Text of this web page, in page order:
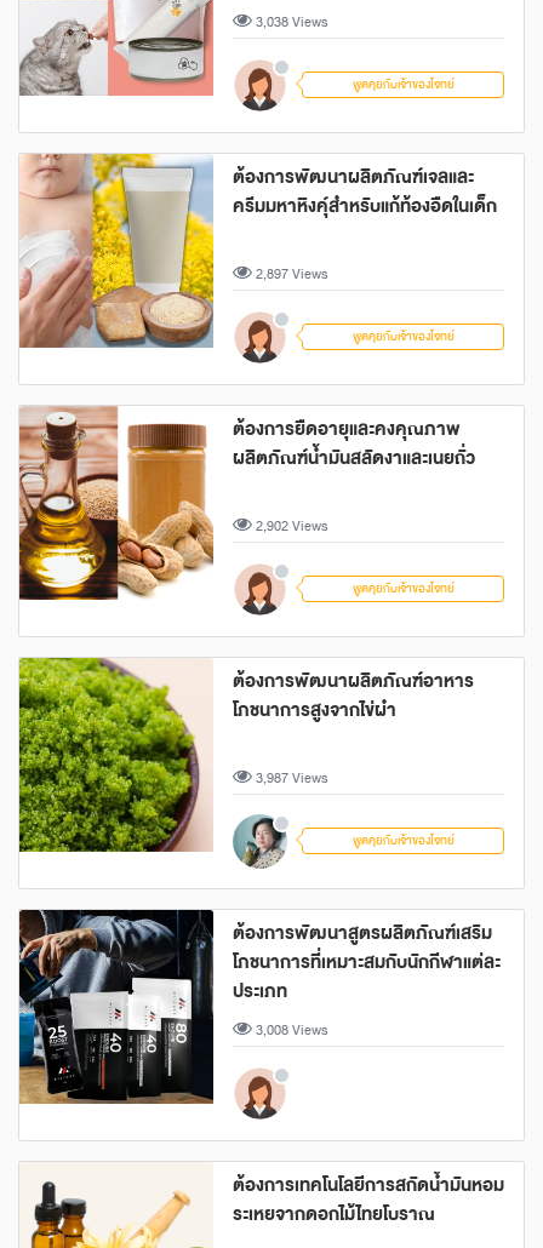
3,038 Views
พูดคุยกับเจ้าของโจทย์
ต้องการพัฒนาผลิตภัณฑ์เจลและ
ครีมมหาหิงคุ์สำหรับแก้ท้องอืดในเด็ก
2,897 Views
พูดคุยกับเจ้าของโจทย์
ต้องการยืดอายุและคงคุณภาพ
ผลิตภัณฑ์น้ำมันสลัดงาและเนยถั่ว
2,902 Views
พูดคุยกับเจ้าของโจทย์
ต้องการพัฒนาผลิตภัณฑ์อาหาร
โภชนาการสูงจากไข่ผำ
3,987 Views
พูดคุยกับเจ้าของโจทย์
ต้องการพัฒนาสูตรผลิตภัณฑ์เสริม
โภชนาการที่เหมาะสมกับนักกีฬาแต่ละ
ประเภท
3,008 Views
ต้องการเทคโนโลยีการสกัดน้ำมันหอม
ระเหยจากดอกไม้ไทยโบราณ